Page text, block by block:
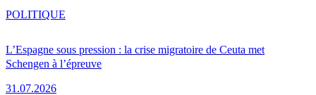
L’Espagne sous pression : la crise migratoire de Ceuta met
Schengen à l’épreuve
31.07.2026
POLITIQUE